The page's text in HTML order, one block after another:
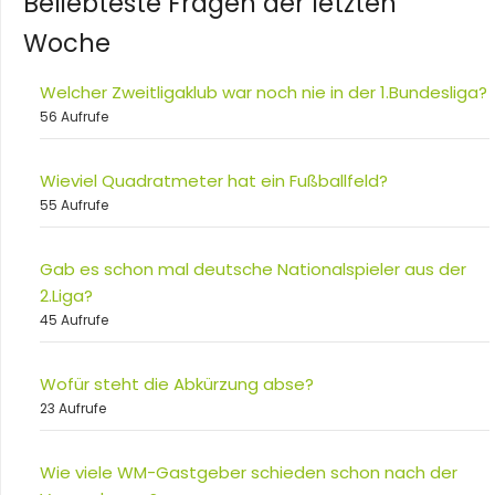
Woche
Welcher Zweitligaklub war noch nie in der 1.Bundesliga?
56 Aufrufe
Wieviel Quadratmeter hat ein Fußballfeld?
55 Aufrufe
Gab es schon mal deutsche Nationalspieler aus der
2.Liga?
45 Aufrufe
Wofür steht die Abkürzung abse?
23 Aufrufe
Wie viele WM-Gastgeber schieden schon nach der